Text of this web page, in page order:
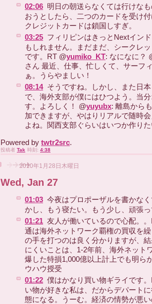
02:06 明日の朝送らなくては行けな
おうとしたら、二つのカードを受け
クレジットカードは鎖国しすぎ。
03:25 フィリピンはきっとNextイン
もしれません。まだまだ、シークレ
です。RT @yumiko_KT: なになに？
さん 最近、仕事、忙しくて、サーフ
ぁ。うらやましい！
08:14 そうですね。しかし、また日
で、海外支部が僕にはひつよう。当
す。よろしく！ @yuyubx: 離島から
加できますが、やはりリアルで随時
よね。関西支部ぐらいはいつか作り
Powered by twtr2src.
投稿者 Tak 時刻: 4:38
2010年1月28日木曜日
Wed, Jan 27
01:03 今夜はプロポーザルを書かな
かし、もう寝たい。もう少し、頑張
01:21 友人が働いているので心配。
通は海外ネットワーク覇権の買収を
の手を打つのは良く分かりますが、
にくいことは、1-2年前、海外ネット
爆した特損1,000億以上計上でも明ら
ウハウ授受
01:22 僕はかなり買い物ギライです
い物が好きな私は、だからデパート
態になる。うーむ。経済の情勢が悪